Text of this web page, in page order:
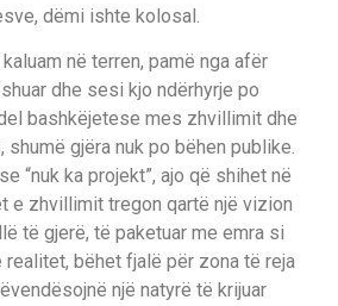
dëmi ishte kolosal.
në terren, pamë nga afër
dhe sesi kjo ndërhyrje po
bashkëjetese mes zhvillimit dhe
shumë gjëra nuk po bëhen publike.
“nuk ka projekt”, ajo që shihet në
e zhvillimit tregon qartë një vizion
të gjerë, të paketuar me emra si
realitet, bëhet fjalë për zona të reja
një natyrë të krijuar